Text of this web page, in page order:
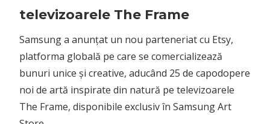
televizoarele The Frame
Samsung a anunțat un nou parteneriat cu Etsy,
platforma globală pe care se comercializează
bunuri unice și creative, aducând 25 de capodopere
noi de artă inspirate din natură pe televizoarele
The Frame, disponibile exclusiv în Samsung Art